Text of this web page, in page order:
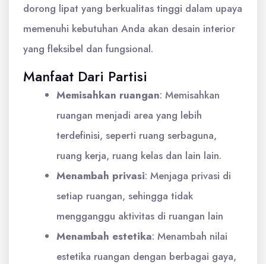
dorong lipat yang berkualitas tinggi dalam upaya
memenuhi kebutuhan Anda akan desain interior
yang fleksibel dan fungsional.
Manfaat Dari Partisi
Memisahkan ruangan: Memisahkan
ruangan menjadi area yang lebih
terdefinisi, seperti ruang serbaguna,
ruang kerja, ruang kelas dan lain lain.
Menambah privasi: Menjaga privasi di
setiap ruangan, sehingga tidak
mengganggu aktivitas di ruangan lain
Menambah estetika: Menambah nilai
estetika ruangan dengan berbagai gaya,